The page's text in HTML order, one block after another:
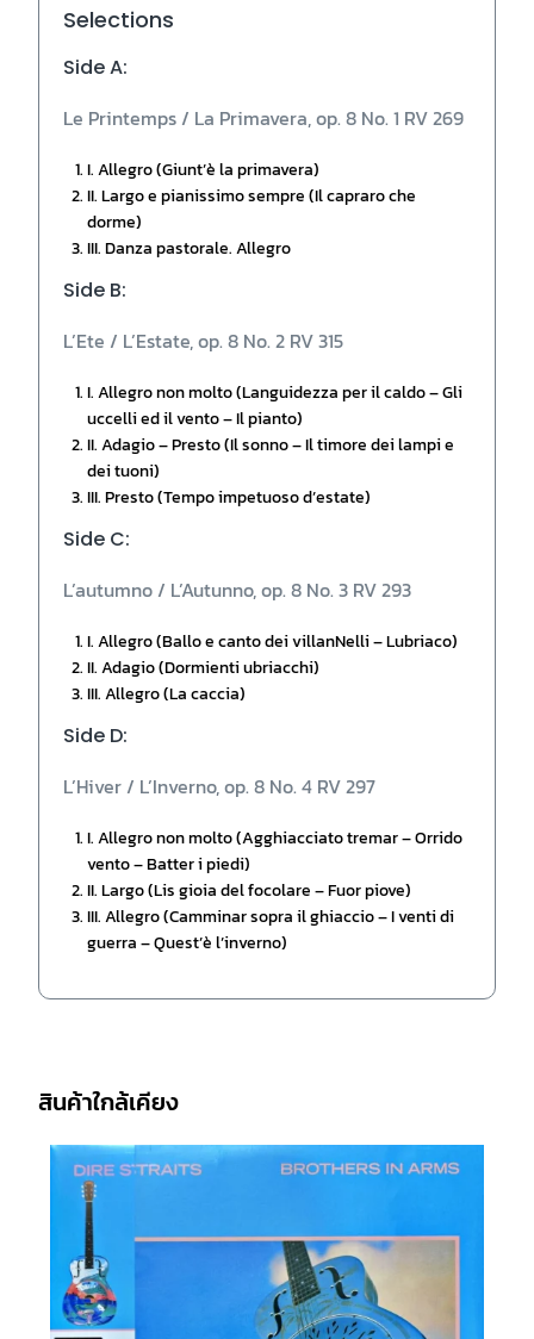
Selections
Side A:
Le Printemps / La Primavera, op. 8 No. 1 RV 269
I. Allegro (Giunt’è la primavera)
II. Largo e pianissimo sempre (Il capraro che
dorme)
III. Danza pastorale. Allegro
Side B:
L’Ete / L’Estate, op. 8 No. 2 RV 315
I. Allegro non molto (Languidezza per il caldo – Gli
uccelli ed il vento – Il pianto)
II. Adagio – Presto (Il sonno – Il timore dei lampi e
dei tuoni)
III. Presto (Tempo impetuoso d’estate)
Side C:
L’autumno / L’Autunno, op. 8 No. 3 RV 293
I. Allegro (Ballo e canto dei villanNelli – Lubriaco)
II. Adagio (Dormienti ubriacchi)
III. Allegro (La caccia)
Side D:
L’Hiver / L’Inverno, op. 8 No. 4 RV 297
I. Allegro non molto (Agghiacciato tremar – Orrido
vento – Batter i piedi)
II. Largo (Lis gioia del focolare – Fuor piove)
III. Allegro (Camminar sopra il ghiaccio – I venti di
guerra – Quest’è l’inverno)
สินค้าใกล้เคียง